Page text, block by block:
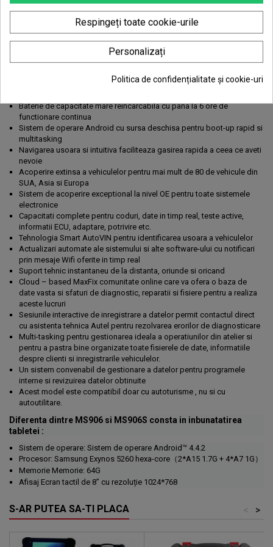
Configuratie hardware mare
Produs 100% original
Procesor puternic Samsung Exynos Hexa-core
SSD intern de incredere de 32GB pentru o performanta mai buna
Extrem de usor de utilizat
Camera incorpoarata de 8 megapixeli, cu autofocus si lanterna
Design ergonomic unic, cu protectie exterioara cauciucata si carcasa
Baterie de capacitate mare reincarcabila cu pana la 6 ore de
functionare continua
Sistem de operare Android cu sursa deschisa pentru boot-up rapid si
multitasking
Navigarea usoara si intuitiva faciliteaza gasirea rapida a ceea ce aveti
nevoie
Acoperire extinsa a vehiculelor pentru mai mult de 80 de vehicule din
SUA, Asia si Europa
Sistem de acoperire exceptional la nivel OE pentru toate sistemele
electronice
Capacitati complete pentru coduri, date in timp real, teste active,
informatii ECU, adaptare, potrivire etc.
Tehnologia Smart AutoVIN pentru identificarea usoara a vehiculelor
Actualizari automate ale sistemului si alte software-ului cu notificari
prin mesaje Wifi oferite in timp real
Suport tehnic instantaneu de la distanta, oriunde si oricand
Cloud – based MaxFix comunitate online care va ofera o baza de
date vasta si sfaturi de diagnostic, reparatii si fisiere pentru a realiza
aceste lucruri
Sesiunile interactive de inregistrare a datelor permit contactul direct
cu asistenta tehnica Autel pentru rezolvarea erorilor de diagnosticare
Multi-tasking pentru gestionarea ideala a operatiunilor din atelier si
pentru a pastra bine organizate toate fisierele de date, informatiile
despre clienti si inregistrarile vehiculelor.
Un sistem convenabil de gestionare a datelor pentru programele
interne si revizuirea datelor obtinuite
Acest model este compatibil doar cu autoturisme , nu si cu
autoutilitare.
Diferenta dintre MS906 si MS906S consta in inbunatatirea
tabletei :
Sistem de operare: Sistem de operare Android™ 4.4.2
Procesor: Samsung Exynos 5260 hexa-core（2*A15 1.7G + 4*A7 1G）
Memorie Memorie: 64G
Afisaj Ecran tactil de 8” cu rezoluție 1024*768
S-AR PUTEA SA-TI PLACA >
<
Respingeți toate cookie-urile
Personalizați
Politica de confidențialitate și cookie-uri